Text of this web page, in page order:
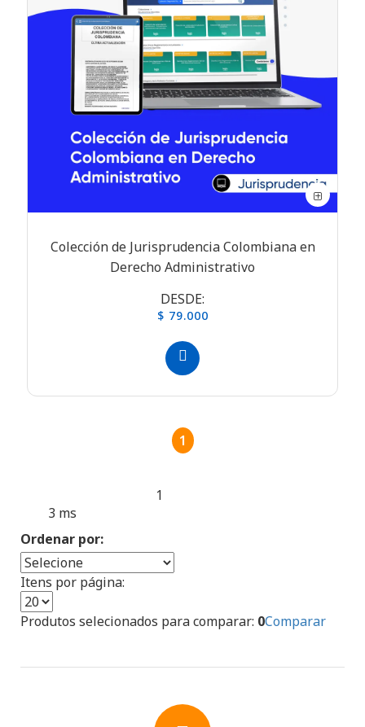
Colección de Jurisprudencia Colombiana en
Derecho Administrativo
DESDE:
$ 79.000
1
1
3 ms
Ordenar por:
Itens por página:
Produtos selecionados para comparar: 0Comparar